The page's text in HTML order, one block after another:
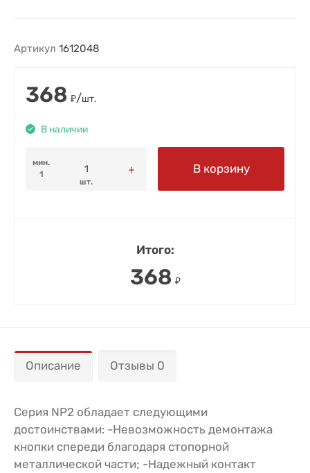
Артикул 1612048
368 ₽/шт.
В наличии
мин.
1
шт.
В корзину
Итого:
368 ₽
Описание Отзывы 0
Серия NP2 обладает следующими
достоинствами: -Невозможность демонтажа
кнопки спереди благодаря стопорной
металлической части; -Надежный контакт